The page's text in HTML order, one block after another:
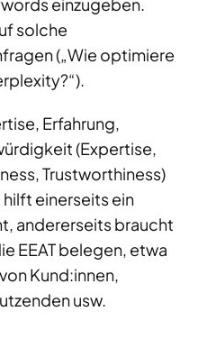
solche
(„Wie optimiere
Erfahrung,
(Expertise,
Trustworthiness)
einerseits ein
andererseits braucht
EEAT belegen, etwa
Kund:innen,
usw.